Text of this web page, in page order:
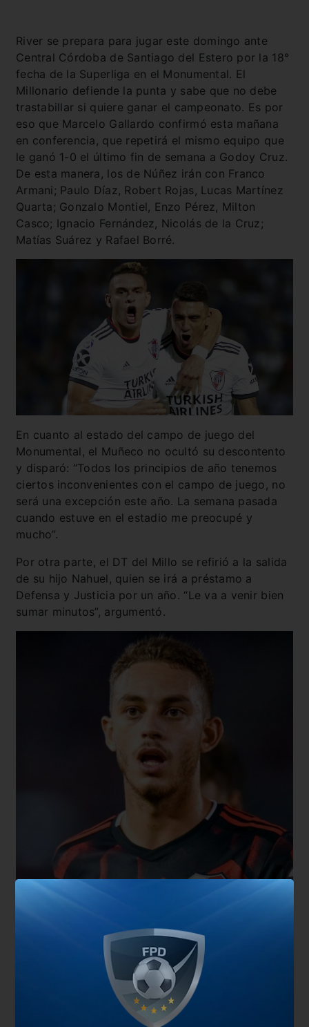
River se prepara para jugar este domingo ante
Central Córdoba de Santiago del Estero por la 18°
fecha de la Superliga en el Monumental. El
Millonario defiende la punta y sabe que no debe
trastabillar si quiere ganar el campeonato. Es por
eso que Marcelo Gallardo confirmó esta mañana
en conferencia, que repetirá el mismo equipo que
le ganó 1-0 el último fin de semana a Godoy Cruz.
De esta manera, los de Núñez irán con Franco
Armani; Paulo Díaz, Robert Rojas, Lucas Martínez
Quarta; Gonzalo Montiel, Enzo Pérez, Milton
Casco; Ignacio Fernández, Nicolás de la Cruz;
Matías Suárez y Rafael Borré.
En cuanto al estado del campo de juego del
Monumental, el Muñeco no ocultó su descontento
y disparó: “Todos los principios de año tenemos
ciertos inconvenientes con el campo de juego, no
será una excepción este año. La semana pasada
cuando estuve en el estadio me preocupé y
mucho”.
Por otra parte, el DT del Millo se refirió a la salida
de su hijo Nahuel, quien se irá a préstamo a
Defensa y Justicia por un año. “Le va a venir bien
sumar minutos”, argumentó.
Finalmente, Marcelo Gallardo le dedicó unas
palabras a Fernando Gago, quien volvió a sufrir
una grave lesión. “Me da mucha pena, a nadie le
gusta sufrir dentro de un campo de juego. Las
palabras no sirven, si lo tuviera enfrente le daría